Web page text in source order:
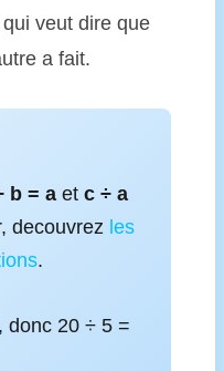
veut dire que
a fait.
b = aet c ÷ a
decouvrez les
.
donc 20 ÷ 5 =